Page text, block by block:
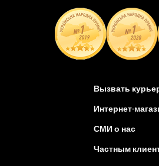
Вызвать
Интернет-
СМИ о нас
Частным